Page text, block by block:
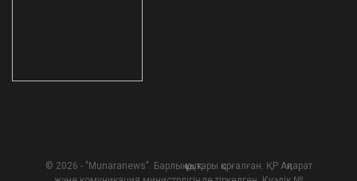
© 2026 - "Munaranews". Барлық құқықтары қорғалған. ҚР Ақпарат